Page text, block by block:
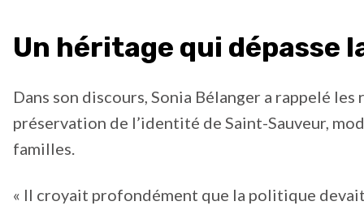
Un héritage qui dépasse
Dans son discours, Sonia Bélanger a rappelé
préservation de l’identité de Saint-Sauveur,
familles.
« Il croyait profondément que la politique